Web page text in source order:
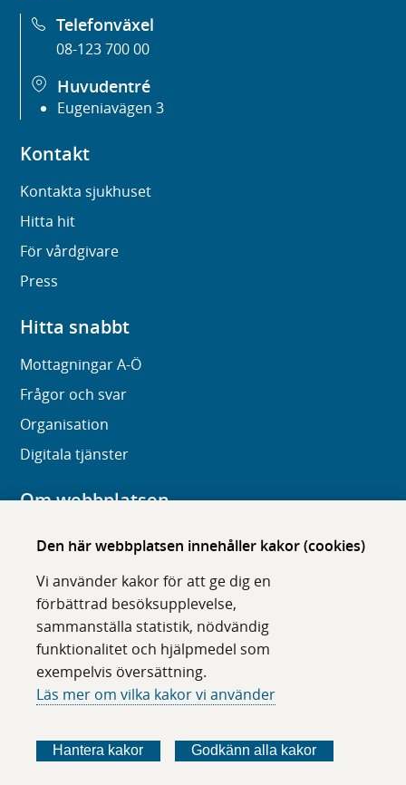
Den här webbplatsen innehåller kakor (cookies)
Vi använder kakor för att ge dig en
förbättrad besöksupplevelse,
sammanställa statistik, nödvändig
funktionalitet och hjälpmedel som
exempelvis översättning.
Läs mer om vilka kakor vi använder
Hantera kakor Godkänn alla kakor
Telefonväxel
08-123 700 00
Huvudentré
Eugeniavägen 3
Kontakt
Kontakta sjukhuset
Hitta hit
För vårdgivare
Press
Hitta snabbt
Mottagningar A-Ö
Frågor och svar
Organisation
Digitala tjänster
Om webbplatsen
Om karolinska.se
Tillgänglighet
Om cookies
Följ oss i sociala medier
ö
l
ö
l
ö
l